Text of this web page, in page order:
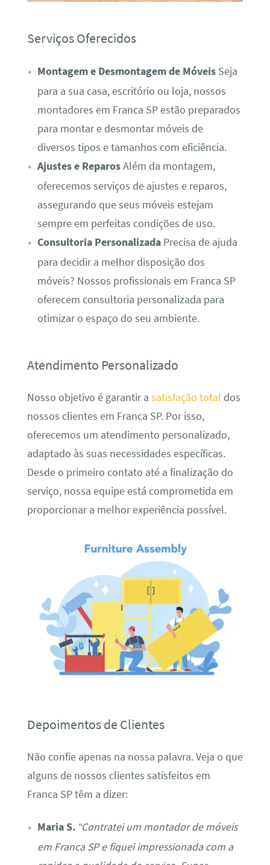
Serviços Oferecidos
Montagem e Desmontagem de MóveisSeja
para a sua casa, escritório ou loja, nossos
montadores em Franca SP estão preparados
para montar e desmontar móveis de
diversos tipos e tamanhos com eficiência.
Ajustes e ReparosAlém da montagem,
oferecemos serviços de ajustes e reparos,
assegurando que seus móveis estejam
sempre em perfeitas condições de uso.
Consultoria PersonalizadaPrecisa de ajuda
para decidir a melhor disposição dos
móveis? Nossos profissionais em Franca SP
oferecem consultoria personalizada para
otimizar o espaço do seu ambiente.
Atendimento Personalizado
Nosso objetivo é garantir a satisfação total dos
nossos clientes em Franca SP. Por isso,
oferecemos um atendimento personalizado,
adaptado às suas necessidades específicas.
Desde o primeiro contato até a finalização do
serviço, nossa equipe está comprometida em
proporcionar a melhor experiência possível.
Depoimentos de Clientes
Não confie apenas na nossa palavra. Veja o que
alguns de nossos clientes satisfeitos em
Franca SP têm a dizer:
Maria S. “Contratei um montador de móveis
em Franca SP e fiquei impressionada com a